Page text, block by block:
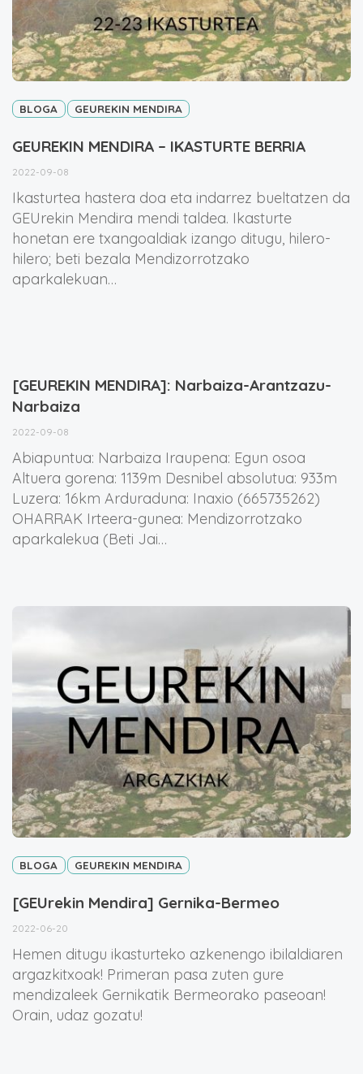
BLOGA GEUREKIN MENDIRA
GEUREKIN MENDIRA – IKASTURTE BERRIA
2022-09-08
Ikasturtea hastera doa eta indarrez bueltatzen da
GEUrekin Mendira mendi taldea. Ikasturte
honetan ere txangoaldiak izango ditugu, hilero-
hilero; beti bezala Mendizorrotzako
aparkalekuan…
[GEUREKIN MENDIRA]: Narbaiza-Arantzazu-
Narbaiza
2022-09-08
Abiapuntua: Narbaiza Iraupena: Egun osoa
Altuera gorena: 1139m Desnibel absolutua: 933m
Luzera: 16km Arduraduna: Inaxio (665735262)
OHARRAK Irteera-gunea: Mendizorrotzako
aparkalekua (Beti Jai…
BLOGA GEUREKIN MENDIRA
[GEUrekin Mendira] Gernika-Bermeo
2022-06-20
Hemen ditugu ikasturteko azkenengo ibilaldiaren
argazkitxoak! Primeran pasa zuten gure
mendizaleek Gernikatik Bermeorako paseoan!
Orain, udaz gozatu!